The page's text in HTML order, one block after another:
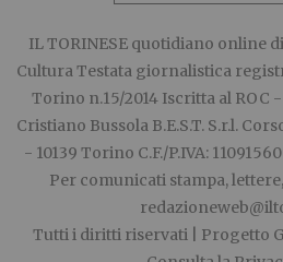
IL TORINESE quotidiano online
Cultura Testata giornalistica
Torino n.15/2014 Iscritta al ROC
Cristiano Bussola B.E.S.T. S.r.l.
- 10139 Torino C.F./P.IVA:
Per comunicati stampa,
Tutti i diritti riservati | Progetto